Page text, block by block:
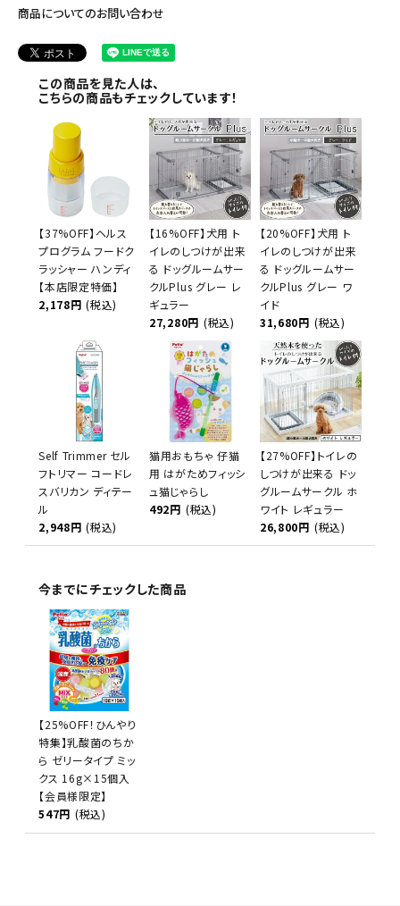
商品についてのお問い合わせ
この商品を見た人は、
こちらの商品もチェックしています！
【37%OFF】ヘルス
プログラム フードク
ラッシャー ハンディ
【本店限定特価】
2,178円 (税込)
【16%OFF】犬用 ト
イレのしつけが出来
る ドッグルームサー
クルPlus グレー レ
ギュラー
27,280円 (税込)
【20%OFF】犬用 ト
イレのしつけが出来
る ドッグルームサー
クルPlus グレー ワ
イド
31,680円 (税込)
Self Trimmer セル
フトリマー コードレ
スバリカン ディテー
ル
2,948円 (税込)
猫用おもちゃ 仔猫
用 はがためフィッシ
ュ猫じゃらし
492円 (税込)
【27%OFF】トイレの
しつけが出来る ドッ
グルームサークル ホ
ワイト レギュラー
26,800円 (税込)
今までにチェックした商品
【25%OFF！ひんやり
特集】乳酸菌のちか
ら ゼリータイプ ミッ
クス 16g×15個入
【会員様限定】
547円 (税込)